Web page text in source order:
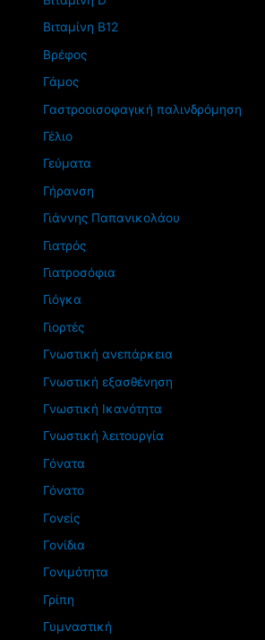
Βιταμίνη Β12
Βρέφος
Γάμος
Γαστροοισοφαγική παλινδρόμηση
Γέλιο
Γεύματα
Γήρανση
Γιάννης Παπανικολάου
Γιατρός
Γιατροσόφια
Γιόγκα
Γιορτές
Γνωστική ανεπάρκεια
Γνωστική εξασθένηση
Γνωστική Ικανότητα
Γνωστική λειτουργία
Γόνατα
Γόνατο
Γονείς
Γονίδια
Γονιμότητα
Γρίπη
Γυμναστική